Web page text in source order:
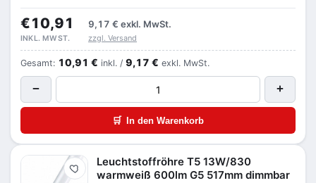
€10,91 9,17 € exkl. MwSt.
INKL. MWST. zzgl. Versand
Gesamt: 10,91 € inkl. / 9,17 € exkl. MwSt.
− +
🛒 In den Warenkorb
Merken
Leuchtstoffröhre T5 13W/830
warmweiß 600lm G5 517mm dimmbar